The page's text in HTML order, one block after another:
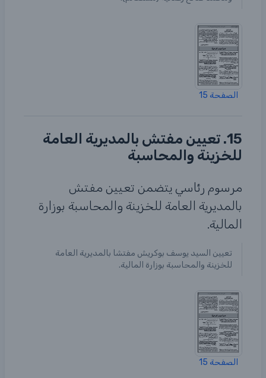
الصفحة 15
15. تعيين مفتش بالمديرية العامة
للخزينة والمحاسبة
مرسوم رئاسي يتضمن تعيين مفتش
بالمديرية العامة للخزينة والمحاسبة بوزارة
المالية.
تعيين السيد يوسف بوكريش مفتشا بالمديرية العامة
للخزينة والمحاسبة بوزارة المالية.
الصفحة 15